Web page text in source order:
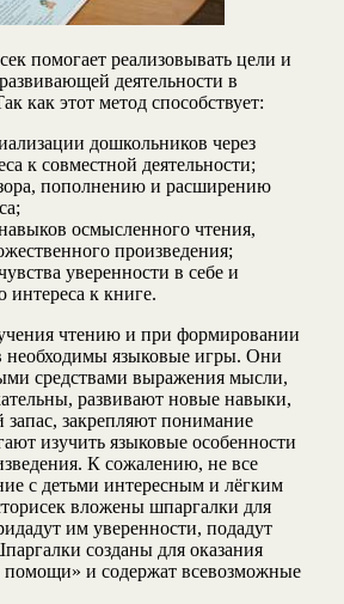
помогает реализовывать цели и
деятельности в
как этот метод способствует:
дошкольников через
к совместной деятельности;
пополнению и расширению
осмысленного чтения,
произведения;
уверенности в себе и
к книге.
чтению и при формировании
необходимы языковые игры. Они
средствами выражения мысли,
развивают новые навыки,
закрепляют понимание
изучить языковые особенности
К сожалению, не все
с детьми интересным и лёгким
вложены шпаргалки для
им уверенности, подадут
созданы для оказания
помощи» и содержат всевозможные